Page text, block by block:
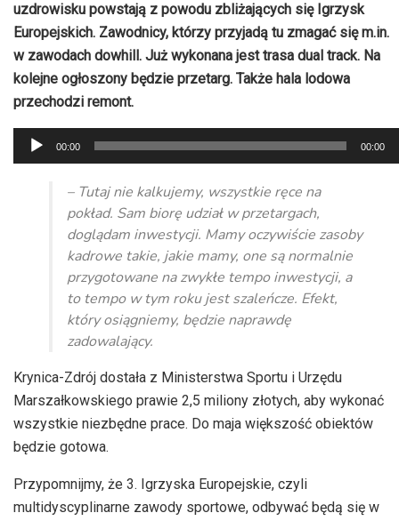
uzdrowisku powstają z powodu zbliżających się Igrzysk
Europejskich. Zawodnicy, którzy przyjadą tu zmagać się m.in.
w zawodach dowhill . Już wykonana jest trasa dual track. Na
kolejne ogłoszony będzie przetarg. Także hala lodowa
przechodzi remont.
Odtwarzacz
plików
dźwiękowych
00:00 00:00
– Tutaj nie kalkujemy, wszystkie ręce na
pokład. Sam biorę udział w przetargach,
doglądam inwestycji. Mamy oczywiście zasoby
kadrowe takie, jakie mamy, one są normalnie
przygotowane na zwykłe tempo inwestycji, a
to tempo w tym roku jest szaleńcze. Efekt,
który osiągniemy, będzie naprawdę
zadowalający.
Krynica-Zdrój dostała z Ministerstwa Sportu i Urzędu
Marszałkowskiego prawie 2,5 miliony złotych, aby wykonać
wszystkie niezbędne prace. Do maja większość obiektów
będzie gotowa.
Przypomnijmy, że 3. Igrzyska Europejskie, czyli
multidyscyplinarne zawody sportowe, odbywać będą się w